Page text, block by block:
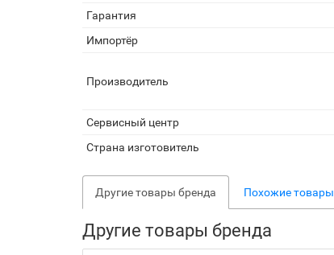
Гарантия
Импортёр
Производитель
Сервисный центр
Страна изготовитель
Другие товары бренда Похожие товары
Другие товары бренда